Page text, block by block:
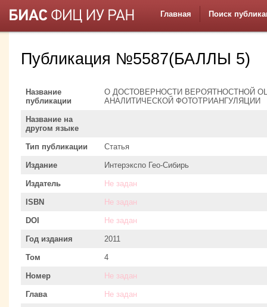
Главная Поиск
Публикация №5587(БАЛЛЫ 5)
Название
публикации
О ДОСТОВЕРНОСТИ ВЕРОЯТНОСТНОЙ
АНАЛИТИЧЕСКОЙ ФОТОТРИАНГУЛЯЦИИ
Название на
другом языке
Тип публикации Статья
Издание Интерэкспо Гео-Сибирь
Издатель Не задан
ISBN Не задан
DOI Не задан
Год издания 2011
Том 4
Номер Не задан
Глава Не задан